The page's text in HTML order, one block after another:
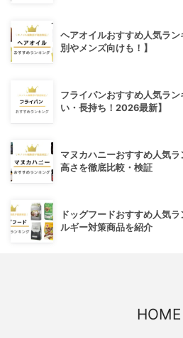
ヘアオイルおすすめ人気ラ
別やメンズ向けも！】
フライパンおすすめ人気ラ
い・長持ち！2026最新】
マヌカハニーおすすめ人気
高さを徹底比較・検証
ドッグフードおすすめ人気
ルギー対策商品を紹介
HOME